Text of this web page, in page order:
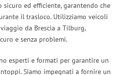
ed efficiente, garantendo che
il trasloco. Utilizziamo veicoli
da Brescia a Tilburg,
e senza problemi.
esperti e formati per garantire un
Siamo impegnati a fornire un